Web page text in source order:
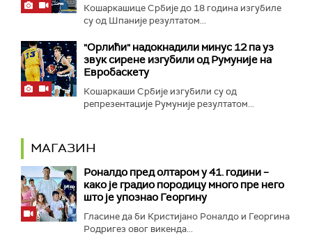
Кошаркашице Србије до 18 година изгубиле
су од Шпаније резултатом...
"Орлићи" надокнадили минус 12 па уз
звук сирене изгубили од Румуније на
Евробаскету
Кошаркаши Србије изгубили су од
репрезентације Румуније резултатом...
МАГАЗИН
Роналдо пред олтаром у 41. години –
како је градио породицу много пре него
што је упознао Георгину
Гласине да би Кристијано Роналдо и Георгина
Родригез овог викенда...